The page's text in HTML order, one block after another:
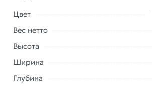
Цвет
Вес нетто
Высота
Ширина
Глубина